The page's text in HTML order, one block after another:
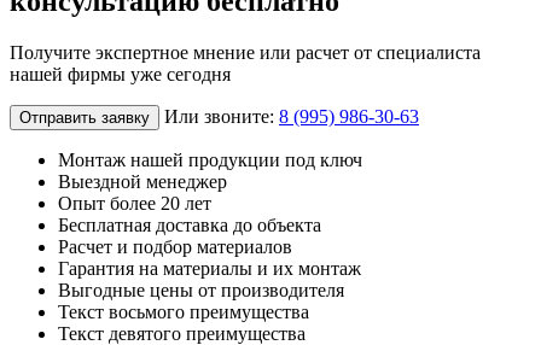
Получите экспертное мнение или расчет от специалиста
нашей фирмы уже сегодня
Отправить заявку Или звоните: 8 (995) 986-30-63
Монтаж нашей продукции под ключ
Выездной менеджер
Опыт более 20 лет
Бесплатная доставка до объекта
Расчет и подбор материалов
Гарантия на материалы и их монтаж
Выгодные цены от производителя
Текст восьмого преимущества
Текст девятого преимущества